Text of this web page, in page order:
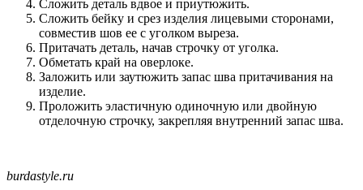
Сложить деталь вдвое и приутюжить.
Сложить бейку и срез изделия лицевыми сторонами,
совместив шов ее с уголком выреза.
Притачать деталь, начав строчку от уголка.
Обметать край на оверлоке.
Заложить или заутюжить запас шва притачивания на
изделие.
Проложить эластичную одиночную или двойную
отделочную строчку, закрепляя внутренний запас шва.
burdastyle.ru